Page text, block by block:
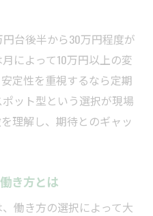
台後半から30万円程度が
によって10万円以上の変
定性を重視するなら定期
ット型という選択が現場
理解し、期待とのギャッ
き方とは
働き方の選択によって大